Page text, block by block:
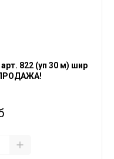
822 (уп 30 м) шир